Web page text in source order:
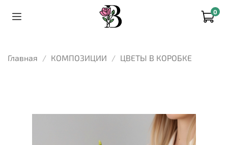
0
Главная КОМПОЗИЦИИ ЦВЕТЫ В КОРОБКЕ